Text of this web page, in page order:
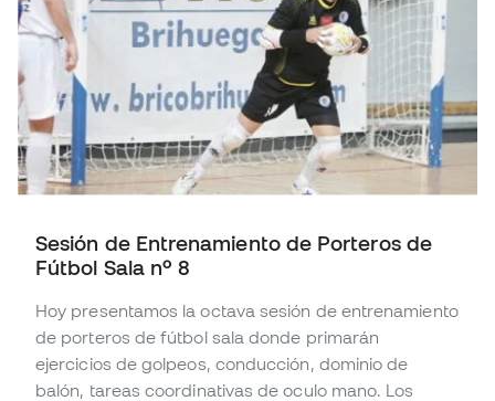
Sesión de Entrenamiento de Porteros de
Fútbol Sala nº 8
Hoy presentamos la octava sesión de entrenamiento
de porteros de fútbol sala donde primarán
ejercicios de golpeos, conducción, dominio de
balón, tareas coordinativas de oculo mano. Los